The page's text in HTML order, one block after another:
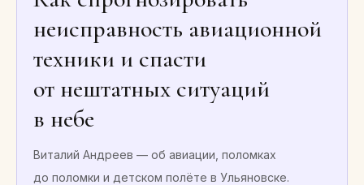
неисправность авиационной
техники и спасти
от нештатных ситуаций
в небе
Виталий Андреев — об авиации, поломках
до поломки и детском полёте в Ульяновске.